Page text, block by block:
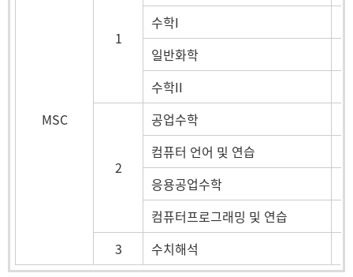
MSC
1
수학I
일반화학
수학II
2
공업수학
컴퓨터 언어 및 연습
응용공업수학
컴퓨터프로그래밍 및 연습
3
수치해석